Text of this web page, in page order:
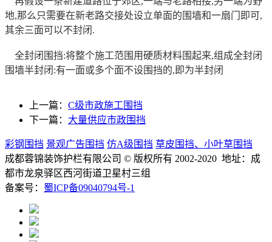
地,那么只需要在新老路交接处设立单面的围墙和一扇门即可,
其余三面可以不封闭.
全封闭围挡:将整个施工范围用硬质材料围起来,组成全封闭
围墙半封闭:有一面或多个面不设围挡的,即为半封闭
上一篇： C级市政施工围挡
下一篇： 大量供应市政围挡
彩钢围挡 景观广告围挡 仿A级围挡 草皮围挡、小叶草围挡
成都蓉锦装饰护栏有限公司 © 版权所有 2002-2020 地址：成
都市龙泉驿区西河街道卫星村三组
备案号： 蜀ICP备09040794号-1